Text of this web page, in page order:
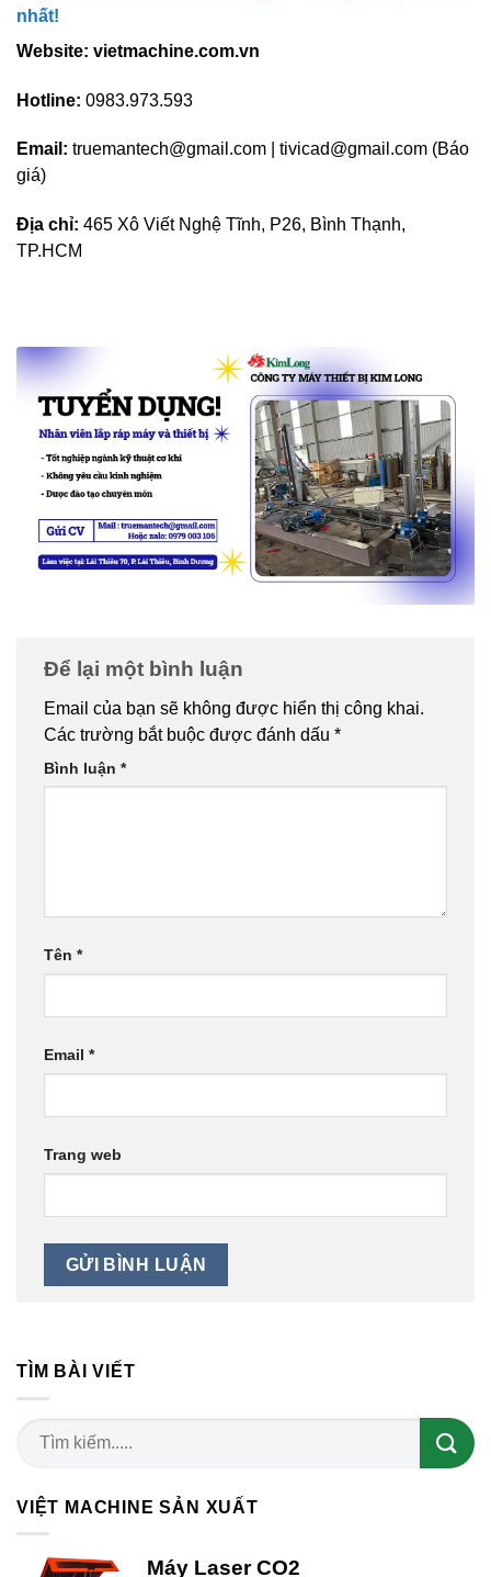
nhất!
Website: vietmachine.com.vn
Hotline: 0983.973.593
Email: truemantech@gmail.com | tivicad@gmail.com (Báo
giá)
Địa chỉ: 465 Xô Viết Nghệ Tĩnh, P26, Bình Thạnh,
TP.HCM
Để lại một bình luận
Email của bạn sẽ không được hiển thị công khai.
Các trường bắt buộc được đánh dấu *
Bình luận *
Tên *
Email *
Trang web
TÌM BÀI VIẾT
VIỆT MACHINE SẢN XUẤT
Máy Laser CO2